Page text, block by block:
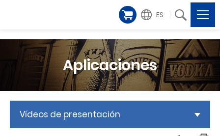
ES
Aplicaciones
Vídeos de presentación